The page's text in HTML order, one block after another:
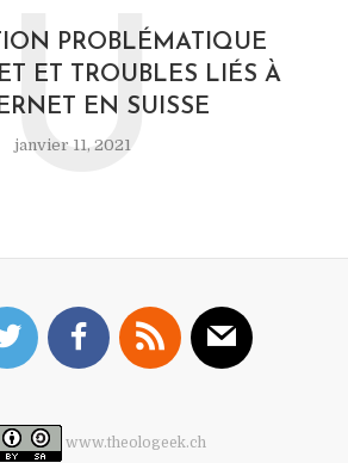
PROBLÉMATIQUE
ET TROUBLES LIÉS À
EN SUISSE
janvier 11, 2021
U
www.theologeek.ch